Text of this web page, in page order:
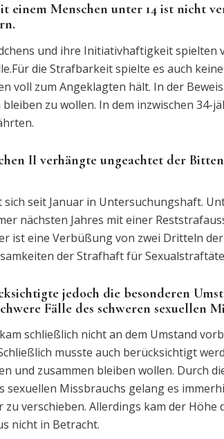
einem Menschen unter 14 ist nicht
und ihre Initiativhaftigkeit
die Strafbarkeit spielte es auch
voll zum Angeklagten hält. In der
zu wollen. In dem inzwischen 34-
II verhängte ungeachtet der
seit Januar in Untersuchungshaft.
nächsten Jahres mit einer
ist eine Verbüßung von zwei Dritteln
der Strafhaft für
jedoch die besonderen
Fälle des schweren sexuellen
schließlich nicht an dem Umstand
musste auch berücksichtigt
und zusammen bleiben wollen. Durch
sexuellen Missbrauchs gelang es
verschieben. Allerdings kam der Höhe
nicht in Betracht.